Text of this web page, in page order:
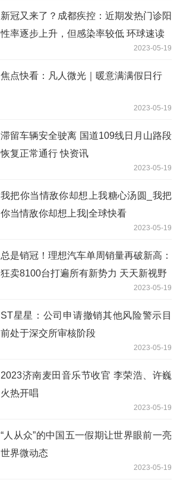
新冠又来了？成都疾控：近期发热门诊阳
性率逐步上升，但感染率较低 环球速读
2023-05-19
焦点快看：凡人微光｜暖意满满假日行
2023-05-19
滞留车辆安全驶离 国道109线日月山路段
恢复正常通行 快资讯
2023-05-19
我把你当情敌你却想上我糖心汤圆_我把
你当情敌你却想上我|全球快看
2023-05-19
总是销冠！理想汽车单周销量再破新高：
狂卖8100台打遍所有新势力 天天新视野
2023-05-19
ST星星：公司申请撤销其他风险警示目
前处于深交所审核阶段
2023-05-19
2023济南麦田音乐节收官 李荣浩、许巍
火热开唱
2023-05-19
“人从众”的中国五一假期让世界眼前一亮
世界微动态
2023-05-19